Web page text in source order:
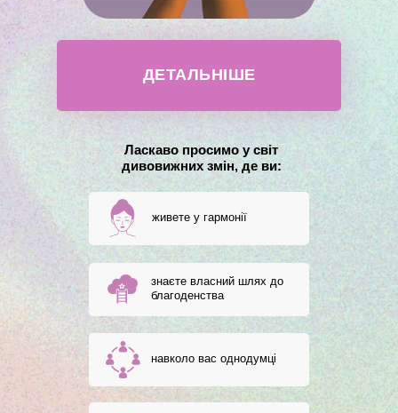
Ласкаво просимо у світ
дивовижних змін, де ви:
ДЕТАЛЬНІШЕ
живете у гармонії
знаєте власний шлях до
благоденства
навколо вас однодумці